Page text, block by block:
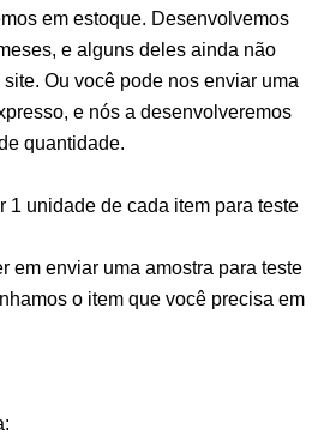
em estoque. Desenvolvemos
e alguns deles ainda não
Ou você pode nos enviar uma
e nós a desenvolveremos
quantidade.
1 unidade de cada item para teste
em enviar uma amostra para teste
o item que você precisa em